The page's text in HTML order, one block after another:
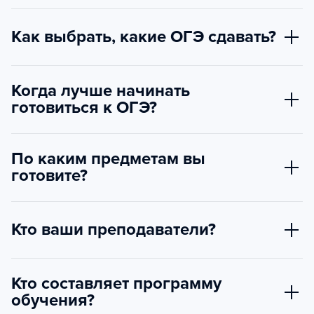
Как выбрать, какие ОГЭ сдавать?
Когда лучше начинать
готовиться к ОГЭ?
По каким предметам вы
готовите?
Кто ваши преподаватели?
Кто составляет программу
обучения?